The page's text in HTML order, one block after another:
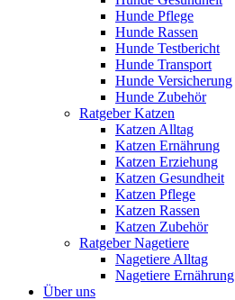
Hunde Pflege
Hunde Rassen
Hunde Testbericht
Hunde Transport
Hunde Versicherung
Hunde Zubehör
Ratgeber Katzen
Katzen Alltag
Katzen Ernährung
Katzen Erziehung
Katzen Gesundheit
Katzen Pflege
Katzen Rassen
Katzen Zubehör
Ratgeber Nagetiere
Nagetiere Alltag
Nagetiere Ernährung
Über uns